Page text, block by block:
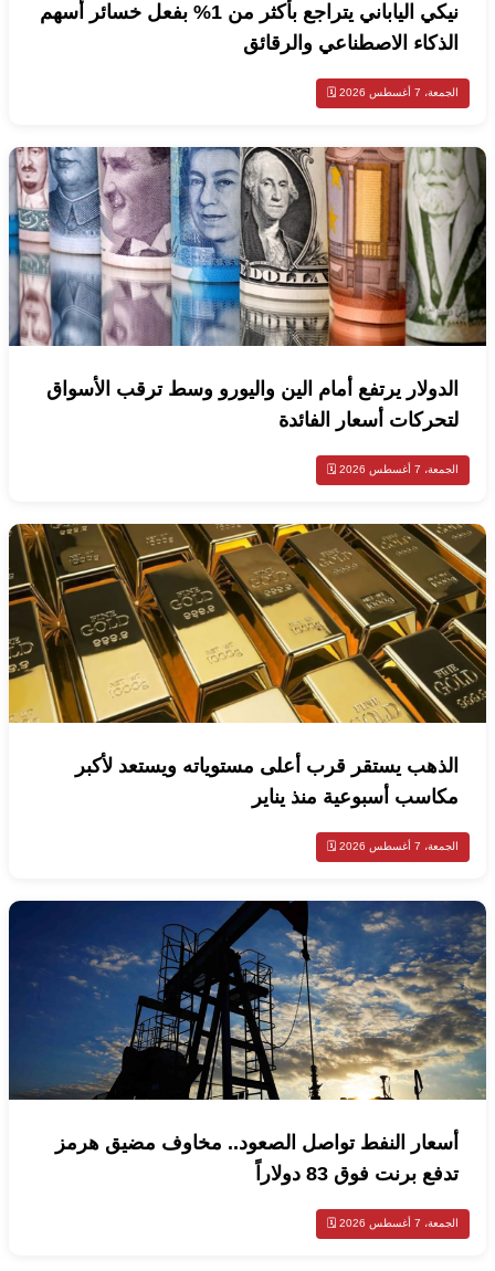
نيكي الياباني يتراجع بأكثر من 1% بفعل خسائر أسهم
الذكاء الاصطناعي والرقائق
الجمعة، 7 أغسطس 2026 🗓️
الدولار يرتفع أمام الين واليورو وسط ترقب الأسواق
لتحركات أسعار الفائدة
الجمعة، 7 أغسطس 2026 🗓️
الذهب يستقر قرب أعلى مستوياته ويستعد لأكبر
مكاسب أسبوعية منذ يناير
الجمعة، 7 أغسطس 2026 🗓️
أسعار النفط تواصل الصعود.. مخاوف مضيق هرمز
تدفع برنت فوق 83 دولاراً
الجمعة، 7 أغسطس 2026 🗓️